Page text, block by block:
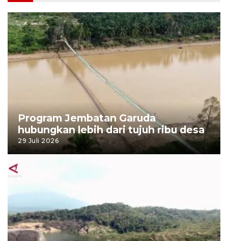
Program Jembatan Garuda
hubungkan lebih dari tujuh ribu desa
29 Juli 2026